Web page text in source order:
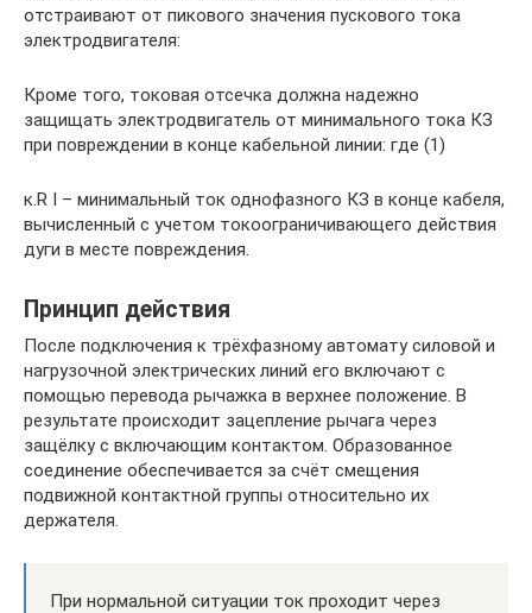
отстраивают от пикового значения пускового тока
электродвигателя:
Кроме того, токовая отсечка должна надежно
защищать электродвигатель от минимального тока КЗ
при повреждении в конце кабельной линии: где (1)
к.R I – минимальный ток однофазного КЗ в конце кабеля,
вычисленный с учетом токоограничивающего действия
дуги в месте повреждения.
Принцип действия
После подключения к трёхфазному автомату силовой и
нагрузочной электрических линий его включают с
помощью перевода рычажка в верхнее положение. В
результате происходит зацепление рычага через
защёлку с включающим контактом. Образованное
соединение обеспечивается за счёт смещения
подвижной контактной группы относительно их
держателя.
При нормальной ситуации ток проходит через